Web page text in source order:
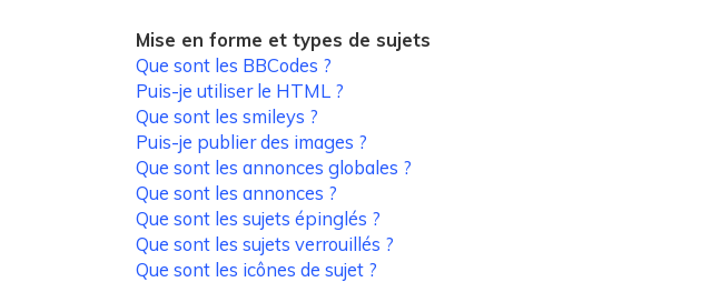
Mise en forme et types de sujets
Que sont les BBCodes ?
Puis-je utiliser le HTML ?
Que sont les smileys ?
Puis-je publier des images ?
Que sont les annonces globales ?
Que sont les annonces ?
Que sont les sujets épinglés ?
Que sont les sujets verrouillés ?
Que sont les icônes de sujet ?